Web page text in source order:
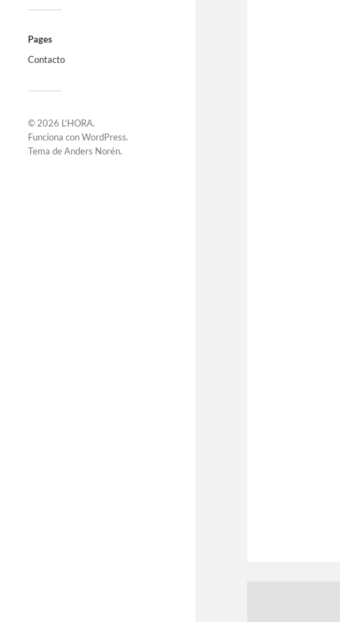
Pages
Contacto
© 2026 L'HORA.
Funciona conWordPress.
Tema deAnders Norén.